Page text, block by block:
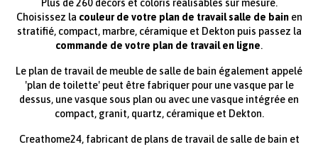
Plus de 260 décors et coloris réalisables sur mesure.
Choisissez la couleur de votre plan de travail salle de bainen
stratifié, compact, marbre, céramique et Dekton puis passez la
commande de votre plan de travail en ligne.
Le plan de travail de meuble de salle de bain également appelé
'plan de toilette' peut être fabriquer pour une vasque par le
dessus, une vasque sous plan ou avec une vasque intégrée en
compact, granit, quartz, céramique et Dekton.
Creathome24, fabricant de plans de travail de salle de bain et